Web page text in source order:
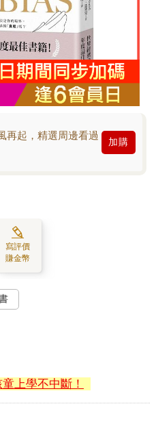
再起，精選周邊看過
加購
寫評價
賺金幣
上學不中斷！